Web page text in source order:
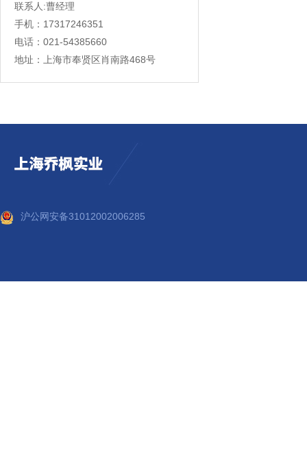
联系人:曹经理
手机：17317246351
电话：021-54385660
地址：上海市奉贤区肖南路468号
沪公网安备31012002006285